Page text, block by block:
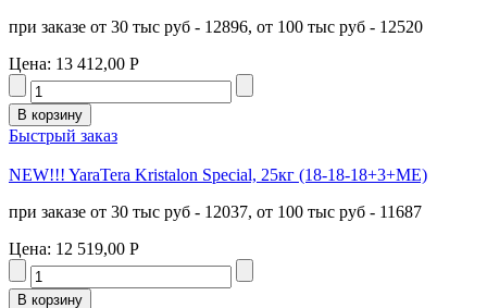
при заказе от 30 тыс руб - 12896, от 100 тыс руб - 12520
Цена: 13 412,00 Р
Быстрый заказ
NEW!!! YaraTera Kristalon Special, 25кг (18-18-18+3+МЕ)
при заказе от 30 тыс руб - 12037, от 100 тыс руб - 11687
Цена: 12 519,00 Р